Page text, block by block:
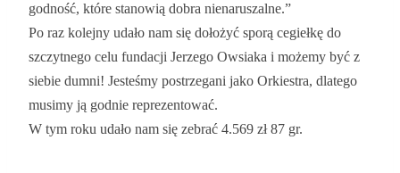
godność, które stanowią dobra nienaruszalne.”
Po raz kolejny udało nam się dołożyć sporą cegiełkę do
szczytnego celu fundacji Jerzego Owsiaka i możemy być z
siebie dumni! Jesteśmy postrzegani jako Orkiestra, dlatego
musimy ją godnie reprezentować.
W tym roku udało nam się zebrać 4.569 zł 87 gr.